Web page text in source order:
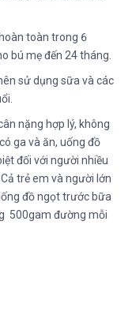
toàn trong 6
bú mẹ đến 24 tháng.
sử dụng sữa và các
nặng hợp lý, không
ga và ăn, uống đồ
đối với người nhiều
trẻ em và người lớn
đồ ngọt trước bữa
500gam đường mỗi